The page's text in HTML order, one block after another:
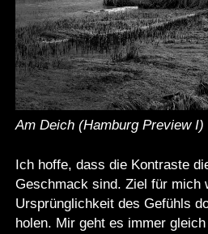
Am Deich (Hamburg Preview I)
Ich hoffe, dass die Kontraste
Geschmack sind. Ziel für mich
Ursprünglichkeit des Gefühls
holen. Mir geht es immer